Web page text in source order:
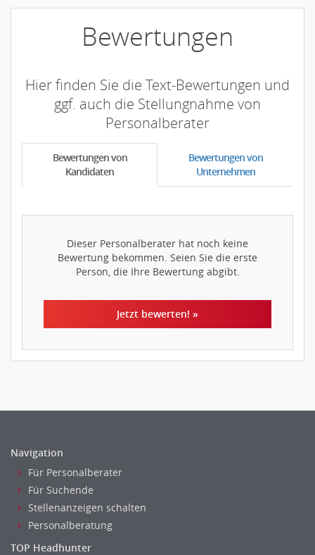
Bewertungen
Hier finden Sie die Text-Bewertungen und
ggf. auch die Stellungnahme von
Personalberater
Bewertungen von
Kandidaten
Bewertungen von
Unternehmen
Dieser Personalberater hat noch keine
Bewertung bekommen. Seien Sie die erste
Person, die Ihre Bewertung abgibt.
Jetzt bewerten! »
Navigation
Für Personalberater
Für Suchende
Stellenanzeigen schalten
Personalberatung
TOP Headhunter